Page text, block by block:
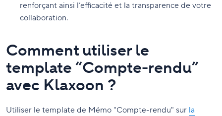
renforçant ainsi l’efficacité et la transparence de votre
collaboration.
Comment utiliser le
template “Compte-rendu”
avec Klaxoon ?
Utiliser le template de Mémo "Compte-rendu" sur la